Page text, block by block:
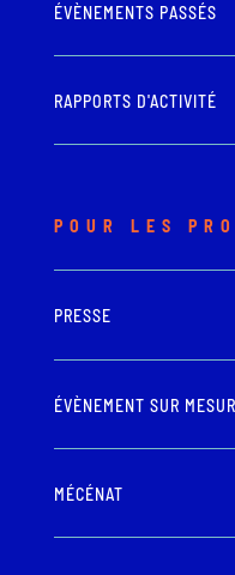
ÉVÈNEMENTS PASSÉS
RAPPORTS D'ACTIVITÉ
POUR LES
PRESSE
ÉVÈNEMENT SUR
MÉCÉNAT